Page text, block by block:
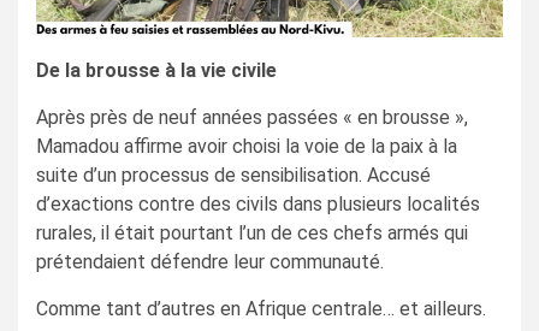
De la brousse à la vie civile
Après près de neuf années passées « en brousse »,
Mamadou affirme avoir choisi la voie de la paix à la
suite d’un processus de sensibilisation. Accusé
d’exactions contre des civils dans plusieurs localités
rurales, il était pourtant l’un de ces chefs armés qui
prétendaient défendre leur communauté.
Comme tant d’autres en Afrique centrale… et ailleurs.